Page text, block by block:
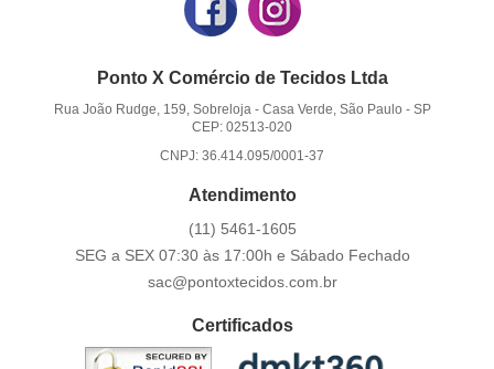
Ponto X Comércio de Tecidos Ltda
Rua João Rudge, 159, Sobreloja- Casa Verde, São Paulo - SP
CEP: 02513-020
CNPJ: 36.414.095/0001-37
Atendimento
(11) 5461-1605
SEG a SEX 07:30 às 17:00h e Sábado Fechado
sac@pontoxtecidos.com.br
Certificados